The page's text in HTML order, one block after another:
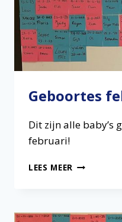
Geboortes
Dit zijn alle baby’s
februari!
LEES MEER GEBOORTES